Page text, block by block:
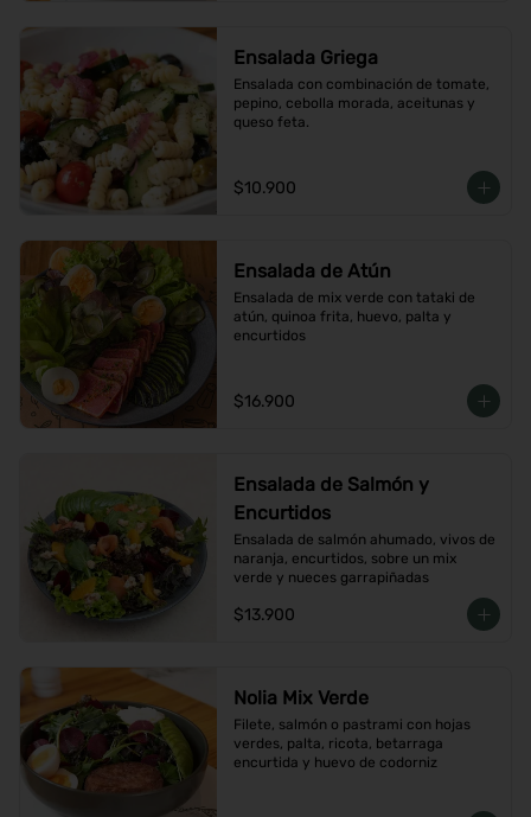
Ensalada Griega
Ensalada con combinación de tomate,
pepino, cebolla morada, aceitunas y
queso feta.
$10.900
Ensalada de Atún
Ensalada de mix verde con tataki de
atún, quinoa frita, huevo, palta y
encurtidos
$16.900
Ensalada de Salmón y
Encurtidos
Ensalada de salmón ahumado, vivos de
naranja, encurtidos, sobre un mix
verde y nueces garrapiñadas
$13.900
Nolia Mix Verde
Filete, salmón o pastrami con hojas
verdes, palta, ricota, betarraga
encurtida y huevo de codorniz